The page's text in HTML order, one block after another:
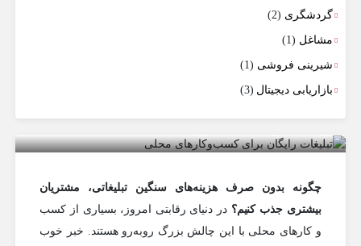
گردشگری (2)
مشاغل (1)
شیرینی فروشی (1)
بازاریابی دیجیتال (3)
چگونه بدون صرف هزینه‌های سنگین تبلیغاتی، مشتریان
بیشتری جذب کنیم؟ در دنیای رقابتی امروز، بسیاری از کسب
و کارهای محلی با این چالش بزرگ روبه‌رو هستند. خبر خوب